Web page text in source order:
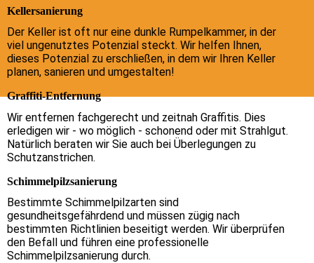
Kellersanierung
Der Keller ist oft nur eine dunkle Rumpelkammer, in der
viel ungenutztes Potenzial steckt. Wir helfen Ihnen,
dieses Potenzial zu erschließen, in dem wir Ihren Keller
planen, sanieren und umgestalten!
Graffiti-Entfernung
Wir entfernen fachgerecht und zeitnah Graffitis. Dies
erledigen wir - wo möglich - schonend oder mit Strahlgut.
Natürlich beraten wir Sie auch bei Überlegungen zu
Schutzanstrichen.
Schimmelpilzsanierung
Bestimmte Schimmelpilzarten sind
gesundheitsgefährdend und müssen zügig nach
bestimmten Richtlinien beseitigt werden. Wir überprüfen
den Befall und führen eine professionelle
Schimmelpilzsanierung durch.